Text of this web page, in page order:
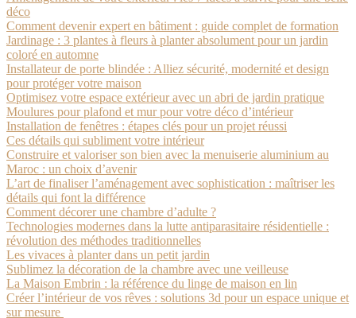
déco
Comment devenir expert en bâtiment : guide complet de formation
Jardinage : 3 plantes à fleurs à planter absolument pour un jardin
coloré en automne
Installateur de porte blindée : Alliez sécurité, modernité et design
pour protéger votre maison
Optimisez votre espace extérieur avec un abri de jardin pratique
Moulures pour plafond et mur pour votre déco d’intérieur
Installation de fenêtres : étapes clés pour un projet réussi
Ces détails qui subliment votre intérieur
Construire et valoriser son bien avec la menuiserie aluminium au
Maroc : un choix d’avenir
L’art de finaliser l’aménagement avec sophistication : maîtriser les
détails qui font la différence
Comment décorer une chambre d’adulte ?
Technologies modernes dans la lutte antiparasitaire résidentielle :
révolution des méthodes traditionnelles
Les vivaces à planter dans un petit jardin
Sublimez la décoration de la chambre avec une veilleuse
La Maison Embrin : la référence du linge de maison en lin
Créer l’intérieur de vos rêves : solutions 3d pour un espace unique et
sur mesure